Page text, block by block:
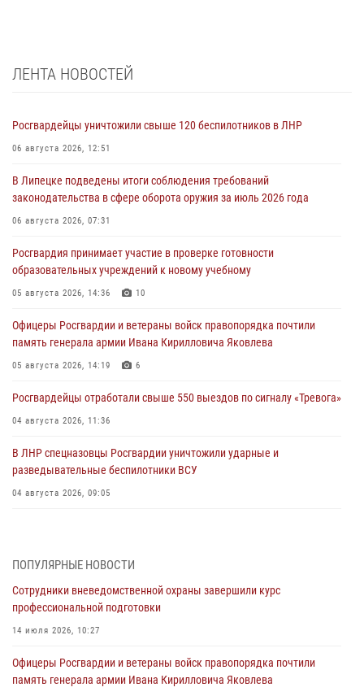
ЛЕНТА НОВОСТЕЙ
Росгвардейцы уничтожили свыше 120 беспилотников в ЛНР
06 августа 2026, 12:51
В Липецке подведены итоги соблюдения требований
законодательства в сфере оборота оружия за июль 2026 года
06 августа 2026, 07:31
Росгвардия принимает участие в проверке готовности
образовательных учреждений к новому учебному
05 августа 2026, 14:36 10
Офицеры Росгвардии и ветераны войск правопорядка почтили
память генерала армии Ивана Кирилловича Яковлева
05 августа 2026, 14:19 6
Росгвардейцы отработали свыше 550 выездов по сигналу «Тревога»
04 августа 2026, 11:36
В ЛНР спецназовцы Росгвардии уничтожили ударные и
разведывательные беспилотники ВСУ
04 августа 2026, 09:05
03 августа 2026, 13:43 1
Росгвардейцы обеспечили безопасность граждан в День Лев-
Толстовского района
03 августа 2026, 13:41
Росгвардия противодействует БПЛА ВСУ на южном направлении
(видео)
ПОПУЛЯРНЫЕ НОВОСТИ
Сотрудники вневедомственной охраны завершили курс
профессиональной подготовки
14 июля 2026, 10:27
Офицеры Росгвардии и ветераны войск правопорядка почтили
память генерала армии Ивана Кирилловича Яковлева